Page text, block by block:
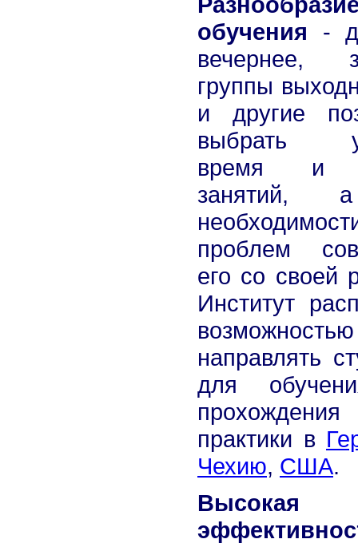
обучения -
вечернее,
группы
и другие
выбрать
время и
занятий,
проблем
его со своей
Институт
возможностью
направлять
для
прохождения
практики в
Чехию, США.
Высокая